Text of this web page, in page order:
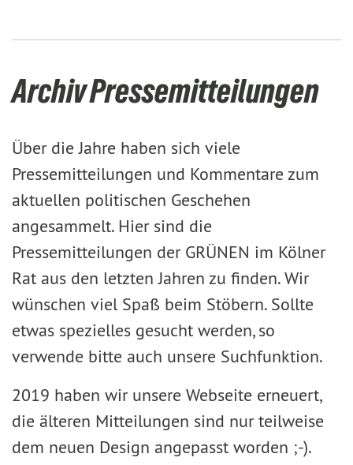
Archiv Pressemitteilungen
Über die Jahre haben sich viele
Pressemitteilungen und Kommentare zum
aktuellen politischen Geschehen
angesammelt. Hier sind die
Pressemitteilungen der GRÜNEN im Kölner
Rat aus den letzten Jahren zu finden. Wir
wünschen viel Spaß beim Stöbern. Sollte
etwas spezielles gesucht werden, so
verwende bitte auch unsere Suchfunktion.
2019 haben wir unsere Webseite erneuert,
die älteren Mitteilungen sind nur teilweise
dem neuen Design angepasst worden ;-).